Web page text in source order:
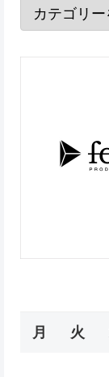
月 火